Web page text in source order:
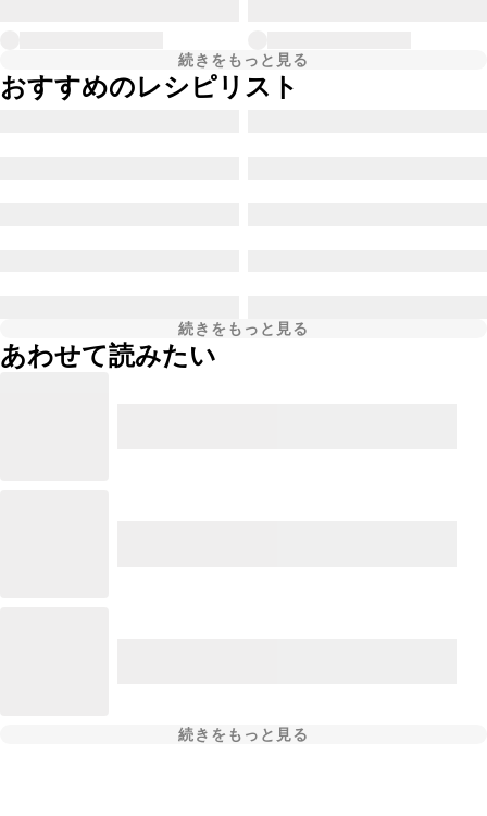
続きをもっと見る
おすすめのレシピリスト
続きをもっと見る
あわせて読みたい
続きをもっと見る